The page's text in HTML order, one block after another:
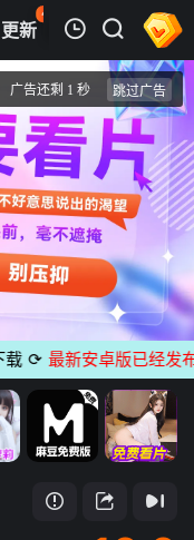
更新
41
热榜 APP
第1期
最新安卓版已经发布无广